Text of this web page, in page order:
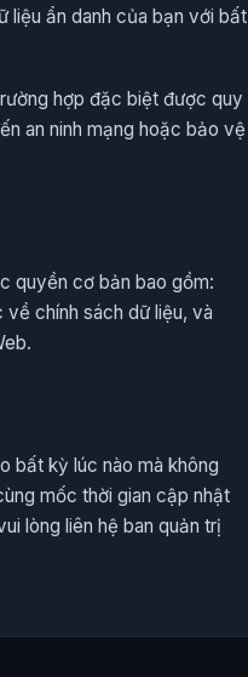
liệu ẩn danh của bạn với bất
hợp đặc biệt được quy
an ninh mạng hoặc bảo vệ
quyền cơ bản bao gồm:
chính sách dữ liệu, và
bất kỳ lúc nào mà không
mốc thời gian cập nhật
lòng liên hệ ban quản trị